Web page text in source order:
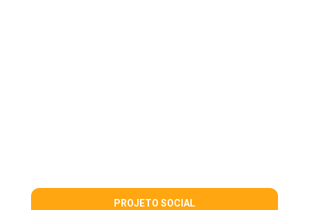
PROJETO SOCIAL